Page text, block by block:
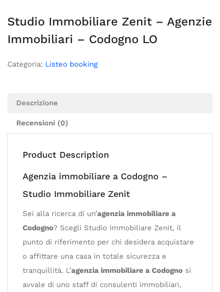
Studio Immobiliare Zenit – Agenzie
Immobiliari – Codogno LO
Categoria: Listeo booking
Descrizione
Recensioni (0)
Product Description
Agenzia immobiliare a Codogno –
Studio Immobiliare Zenit
Sei alla ricerca di un’agenzia immobiliare a
Codogno? Scegli Studio Immobiliare Zenit, il
punto di riferimento per chi desidera acquistare
o affittare una casa in totale sicurezza e
tranquillità. L’agenzia immobiliare a Codogno si
avvale di uno staff di consulenti immobiliari,